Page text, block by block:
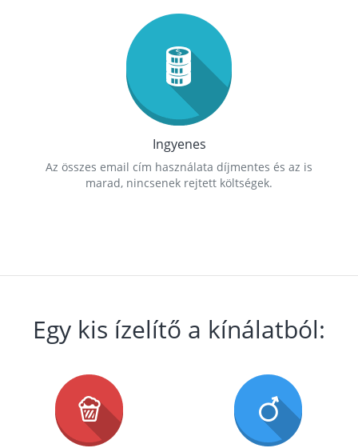
Ingyenes
Az összes email cím használata díjmentes és az is
marad, nincsenek rejtett költségek.
Egy kis ízelítő a kínálatból: